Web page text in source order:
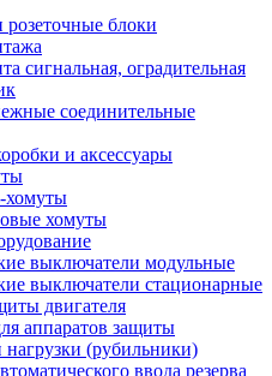
блоки
сигнальная, оградительная
соединительные
и аксессуары
хомуты
хомуты
выключатели модульные
выключатели стационарные
двигателя
аппаратов защиты
(рубильники)
ввода резерва